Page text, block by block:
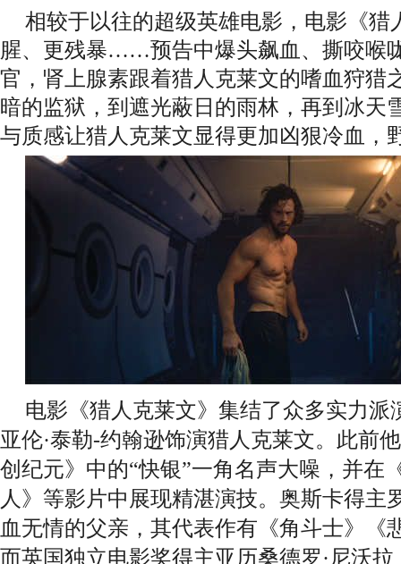
相较于以往的超级英雄电影，电影《猎
腥、更残暴……预告中爆头飙血、撕咬喉
官，肾上腺素跟着猎人克莱文的嗜血狩猎
暗的监狱，到遮光蔽日的雨林，再到冰天
与质感让猎人克莱文显得更加凶狠冷血，
电影《猎人克莱文》集结了众多实力派
亚伦·泰勒-约翰逊饰演猎人克莱文。此前
创纪元》中的“快银”一角名声大噪，并在
人》等影片中展现精湛演技。奥斯卡得主
血无情的父亲，其代表作有《角斗士》《
而英国独立电影奖得主亚历桑德罗·尼沃